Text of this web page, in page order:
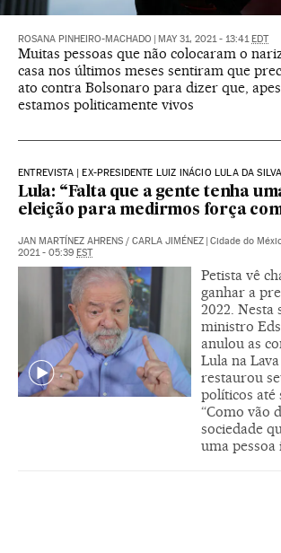
ROSANA PINHEIRO-MACHADO MAY 31, 2021 - 13:41 EDT
Muitas pessoas que não colocaram o
casa nos últimos meses sentiram que
ato contra Bolsonaro para dizer que,
estamos politicamente vivos
ENTREVISTA | EX-PRESIDENTE LUIZ INÁCIO LULA DA SILVA
Lula: “Falta que a gente tenha
eleição para medirmos força
JAN MARTÍNEZ AHRENS / CARLA JIMÉNEZ Cidade do
2021 - 05:39 EST
Petista vê
ganhar a
2022. Nesta
ministro
anulou as
Lula na
restaurou
políticos até
“Como vão
sociedade
uma pessoa